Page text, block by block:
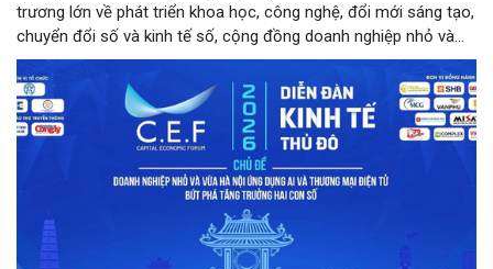
trương lớn về phát triển khoa học, công nghệ, đổi mới sáng tạo,
chuyển đổi số và kinh tế số, cộng đồng doanh nghiệp nhỏ và
vừa trên địa bàn Thủ đô đứng trước cả cơ hội lẫn thách thức
chưa từng có. Diễn đàn Kinh tế Thủ đô năm 2026 là sự kiện
được kỳ vọng sẽ trở thành cầu nối thiết thực, đưa chính sách,
công nghệ và nguồn lực đến gần hơn với doanh nghiệp.